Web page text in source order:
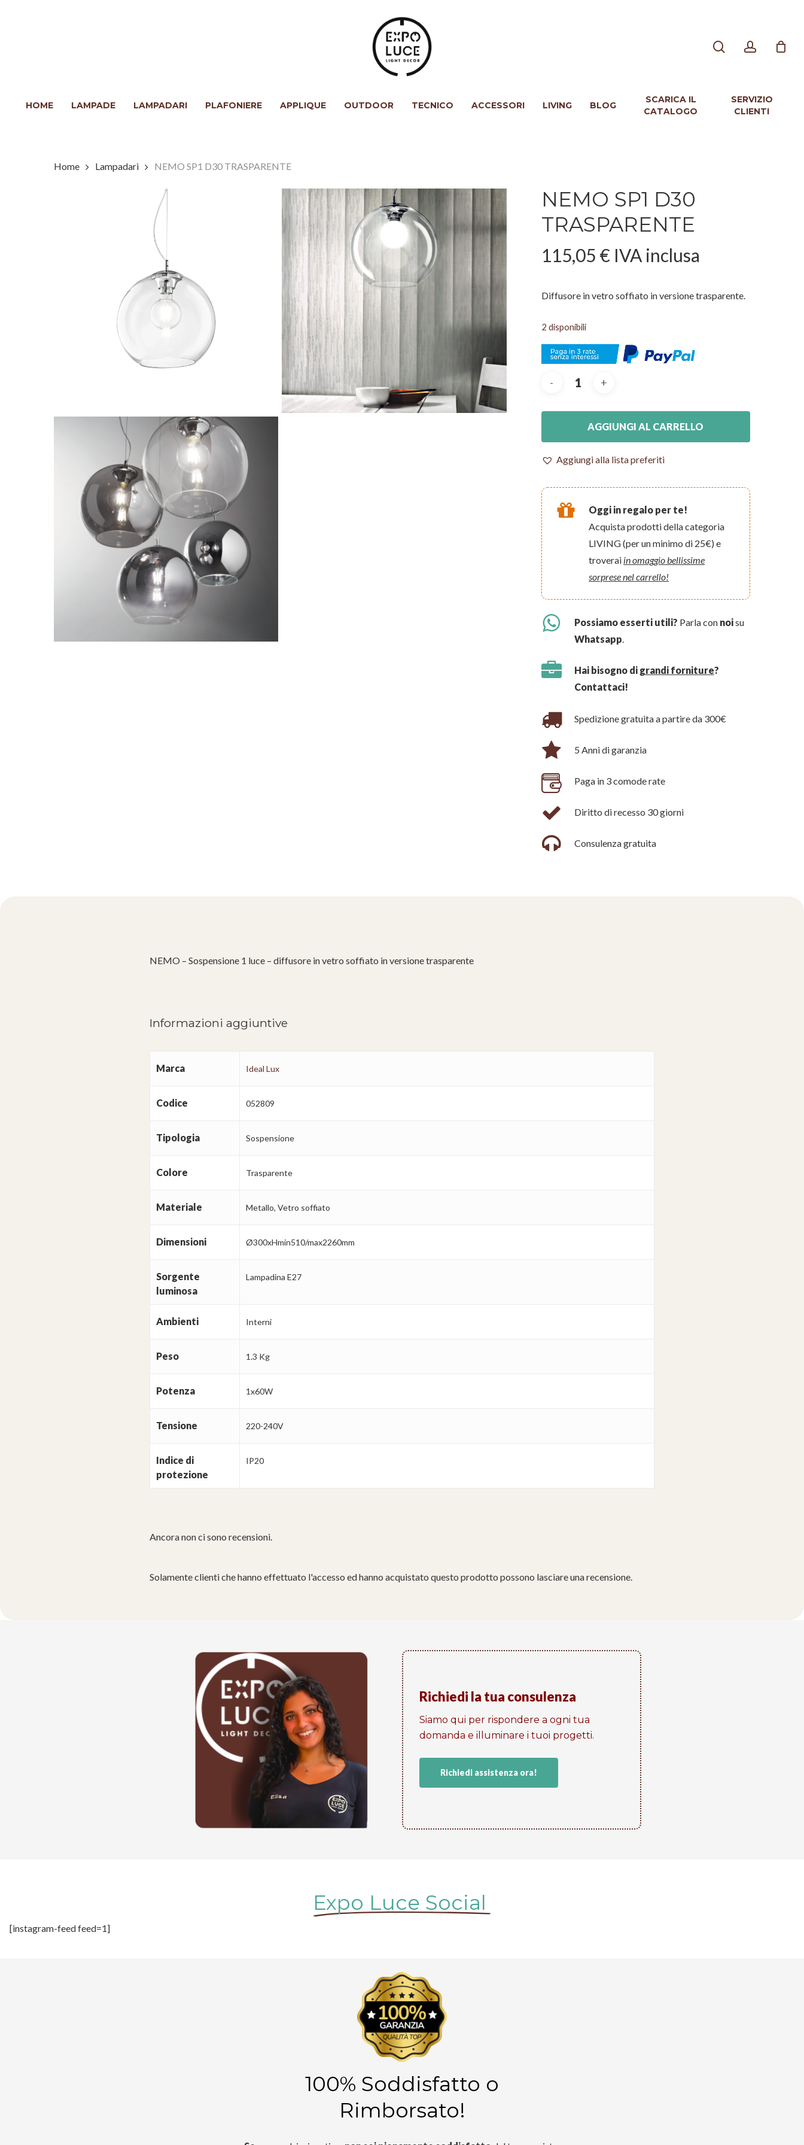
Clicca INVIO per cercare o ESC per chiudere
HOME LAMPADE LAMPADARI PLAFONIERE APPLIQUE OUTDOOR TECNICO ACCESSORI LIVING BLOG
SCARICA IL
CATALOGO
SERVIZIO
CLIENTI
Home Lampadari NEMO SP1 D30 TRASPARENTE
NEMO SP1 D30
TRASPARENTE
115,05 € IVA inclusa
Diffusore in vetro soffiato in versione trasparente.
2 disponibili
AGGIUNGI AL CARRELLO
Aggiungi alla lista preferiti
Oggi in regalo per te!
Acquista prodotti della categoria
LIVING (per un minimo di 25€) e
troverai in omaggio bellissime
sorprese nel carrello!
Possiamo esserti utili? Parla con noisu
Whatsapp.
Hai bisogno di grandi forniture?
Contattaci!
Spedizione gratuita a partire da 300€
5 Anni di garanzia
Paga in 3 comode rate
Diritto di recesso 30 giorni
Consulenza gratuita
NEMO – Sospensione 1 luce – diffusore in vetro soffiato in versione trasparente
Informazioni aggiuntive
Marca Ideal Lux
Codice 052809
Tipologia Sospensione
Colore Trasparente
Materiale Metallo, Vetro soffiato
Dimensioni Ø300xHmin510/max2260mm
Sorgente
luminosa
Lampadina E27
Ambienti Interni
Peso 1.3 Kg
Potenza 1x60W
Tensione 220-240V
Indice di
protezione
IP20
Ancora non ci sono recensioni.
Solamente clienti che hanno effettuato l'accesso ed hanno acquistato questo prodotto possono lasciare una recensione.
Richiedi la tua consulenza
Siamo qui per rispondere a ogni tua
domanda e illuminare i tuoi progetti​.
Richiedi assistenza ora!
Expo Luce Social
[instagram-feed feed=1]
100% Soddisfatto o
Rimborsato!